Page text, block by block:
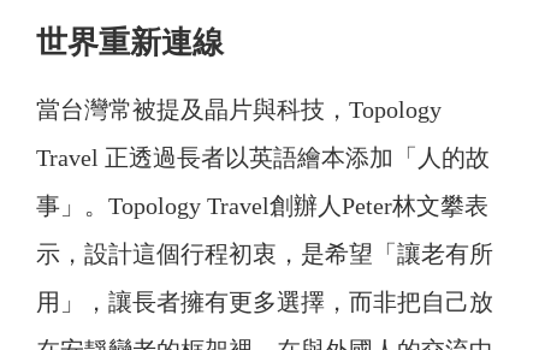
世界重新連線
當台灣常被提及晶片與科技，Topology
Travel 正透過長者以英語繪本添加「人的故
事」。Topology Travel創辦人Peter林文攀表
示，設計這個行程初衷，是希望「讓老有所
用」，讓長者擁有更多選擇，而非把自己放